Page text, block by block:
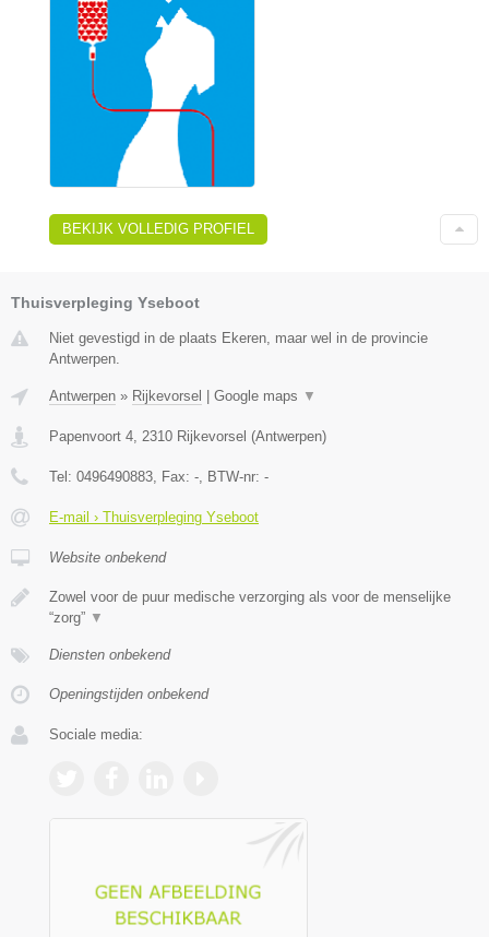
BEKIJK VOLLEDIG PROFIEL
Thuisverpleging Yseboot
Niet gevestigd in de plaats Ekeren, maar wel in de provincie
Antwerpen.
Antwerpen » Rijkevorsel Google maps ▼
Papenvoort 4, 2310 Rijkevorsel (Antwerpen)
Tel: 0496490883, Fax: -, BTW-nr: -
E-mail › Thuisverpleging Yseboot
Website onbekend
Zowel voor de puur medische verzorging als voor de menselijke
“zorg” ▼
Diensten onbekend
Openingstijden onbekend
Sociale media: